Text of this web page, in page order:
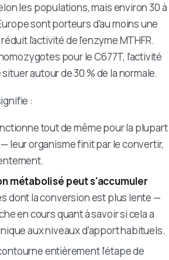
les populations, mais environ 30 à
sont porteurs d'au moins une
l'activité de l'enzyme MTHFR.
pour le C677T, l'activité
autour de 30 % de la normale.
:
tout de même pour la plupart
leur organisme finit par le convertir,
métabolisé peut s'accumuler
dont la conversion est plus lente —
en cours quant à savoir si cela a
aux niveaux d'apport habituels.
entièrement l'étape de